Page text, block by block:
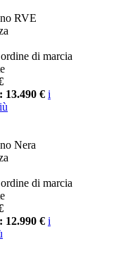
RVE
di marcia
13.490 € i
Nera
di marcia
12.990 € i